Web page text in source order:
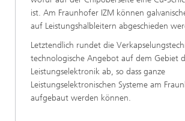
ist. Am Fraunhofer IZM können
auf Leistungshalbleitern abgeschieden
Letztendlich rundet die
technologische Angebot auf dem Gebiet
Leistungselektronik ab, so dass ganze
Leistungselektronischen Systeme am
aufgebaut werden können.